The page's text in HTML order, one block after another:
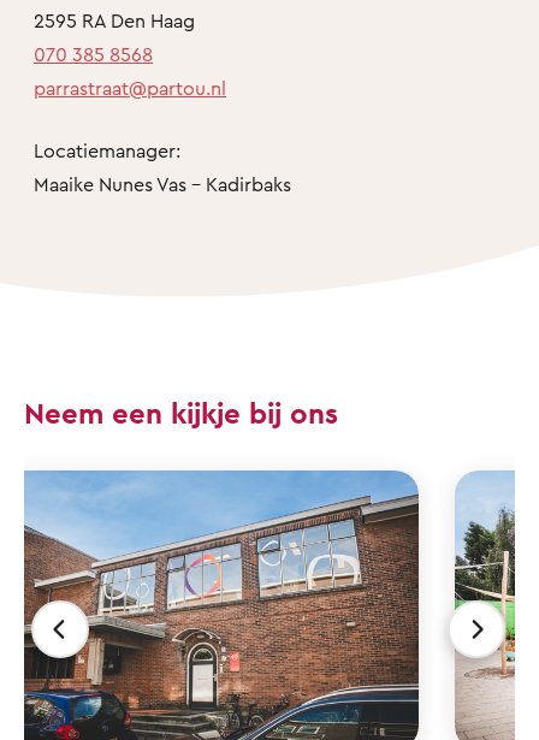
2595 RA Den Haag
070 385 8568
parrastraat@partou.nl
Locatiemanager:
Maaike Nunes Vas - Kadirbaks
Neem een kijkje bij ons